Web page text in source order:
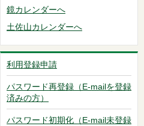
鏡カレンダーへ
土佐山カレンダーへ
利用登録申請
パスワード再登録（E-mailを登録
済みの方）
パスワード初期化（E-mail未登録